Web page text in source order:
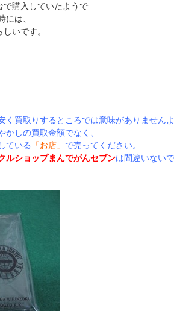
で購入していたようで
には、
いです。
買取りするところでは意味がありませんよ
しの買取金額でなく、
ている 「お店」 で売ってください。
ルショップまんでがんセブンは間違いない